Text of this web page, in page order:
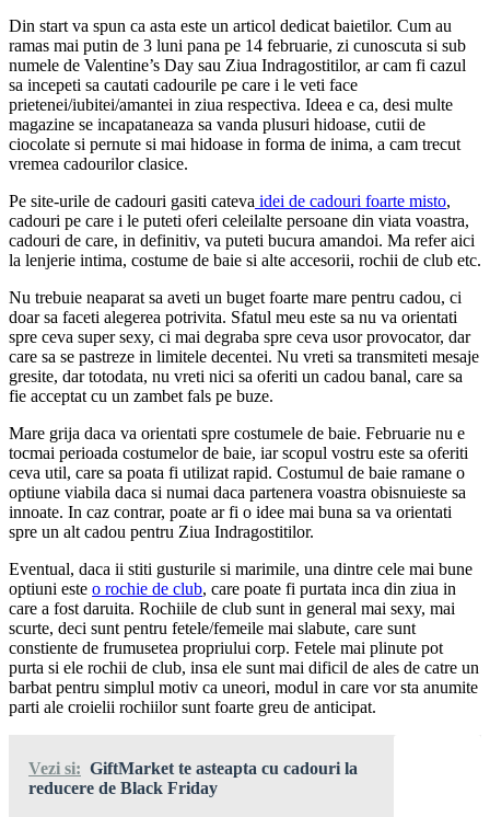
Din start va spun ca asta este un articol dedicat baietilor. Cum au
ramas mai putin de 3 luni pana pe 14 februarie, zi cunoscuta si sub
numele de Valentine’s Day sau Ziua Indragostitilor, ar cam fi cazul
sa incepeti sa cautati cadourile pe care i le veti face
prietenei/iubitei/amantei in ziua respectiva. Ideea e ca, desi multe
magazine se incapataneaza sa vanda plusuri hidoase, cutii de
ciocolate si pernute si mai hidoase in forma de inima, a cam trecut
vremea cadourilor clasice.
Pe site-urile de cadouri gasiti cateva idei de cadouri foarte misto,
cadouri pe care i le puteti oferi celeilalte persoane din viata voastra,
cadouri de care, in definitiv, va puteti bucura amandoi. Ma refer aici
la lenjerie intima, costume de baie si alte accesorii, rochii de club etc.
Nu trebuie neaparat sa aveti un buget foarte mare pentru cadou, ci
doar sa faceti alegerea potrivita. Sfatul meu este sa nu va orientati
spre ceva super sexy, ci mai degraba spre ceva usor provocator, dar
care sa se pastreze in limitele decentei. Nu vreti sa transmiteti mesaje
gresite, dar totodata, nu vreti nici sa oferiti un cadou banal, care sa
fie acceptat cu un zambet fals pe buze.
Mare grija daca va orientati spre costumele de baie. Februarie nu e
tocmai perioada costumelor de baie, iar scopul vostru este sa oferiti
ceva util, care sa poata fi utilizat rapid. Costumul de baie ramane o
optiune viabila daca si numai daca partenera voastra obisnuieste sa
innoate. In caz contrar, poate ar fi o idee mai buna sa va orientati
spre un alt cadou pentru Ziua Indragostitilor.
Eventual, daca ii stiti gusturile si marimile, una dintre cele mai bune
optiuni este o rochie de club, care poate fi purtata inca din ziua in
care a fost daruita. Rochiile de club sunt in general mai sexy, mai
scurte, deci sunt pentru fetele/femeile mai slabute, care sunt
constiente de frumusetea propriului corp. Fetele mai plinute pot
purta si ele rochii de club, insa ele sunt mai dificil de ales de catre un
barbat pentru simplul motiv ca uneori, modul in care vor sta anumite
parti ale croielii rochiilor sunt foarte greu de anticipat.
Vezi si: GiftMarket te asteapta cu cadouri la
reducere de Black Friday